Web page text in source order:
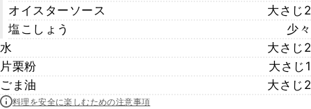
オイスターソース
大さじ2
塩こしょう
少々
水
大さじ2
片栗粉
大さじ1
ごま油
大さじ2
料理を安全に楽しむための注意事項